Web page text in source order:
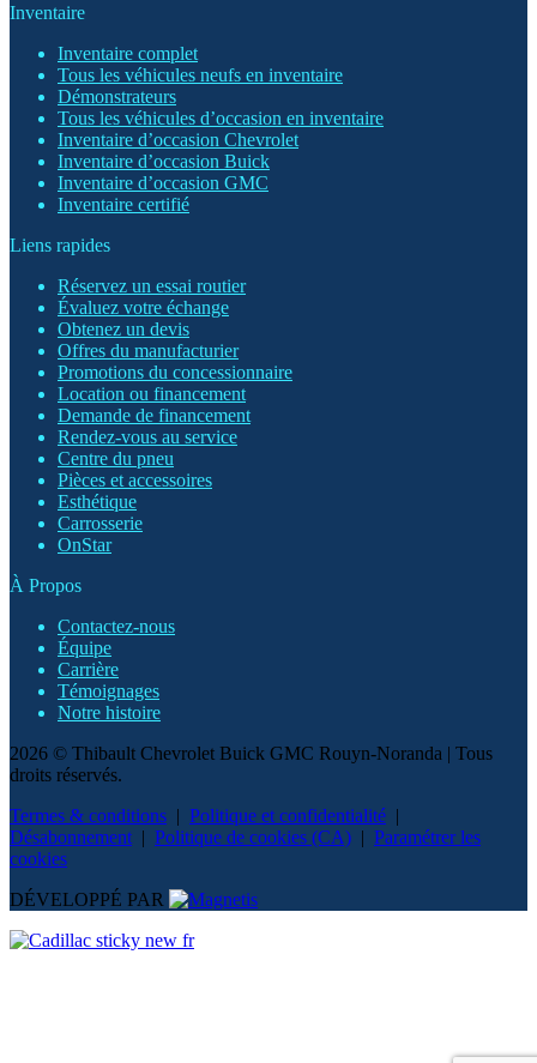
Inventaire
Inventaire complet
Tous les véhicules neufs en inventaire
Démonstrateurs
Tous les véhicules d’occasion en inventaire
Inventaire d’occasion Chevrolet
Inventaire d’occasion Buick
Inventaire d’occasion GMC
Inventaire certifié
Liens rapides
Réservez un essai routier
Évaluez votre échange
Obtenez un devis
Offres du manufacturier
Promotions du concessionnaire
Location ou financement
Demande de financement
Rendez-vous au service
Centre du pneu
Pièces et accessoires
Esthétique
Carrosserie
OnStar
À Propos
Contactez-nous
Équipe
Carrière
Témoignages
Notre histoire
2026 © Thibault Chevrolet Buick GMC Rouyn-Noranda | Tous
droits réservés.
Termes & conditions | Politique et confidentialité |
Désabonnement | Politique de cookies (CA) | Paramétrer les
cookies
DÉVELOPPÉ PAR